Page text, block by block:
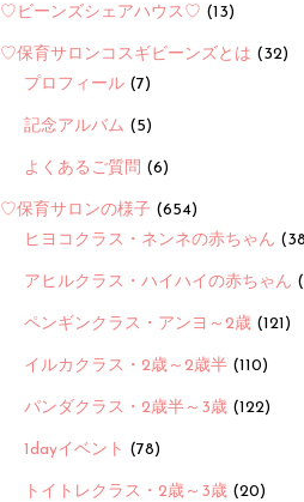
♡ビーンズシェアハウス♡ (13)
♡保育サロンコスギビーンズとは (32)
プロフィール (7)
記念アルバム (5)
よくあるご質問 (6)
♡保育サロンの様子 (654)
ヒヨコクラス・ネンネの赤ちゃん
アヒルクラス・ハイハイの赤ちゃん
ペンギンクラス・アンヨ～2歳 (121)
イルカクラス・2歳～2歳半 (110)
パンダクラス・2歳半～3歳 (122)
1dayイベント (78)
トイトレクラス・2歳～3歳 (20)